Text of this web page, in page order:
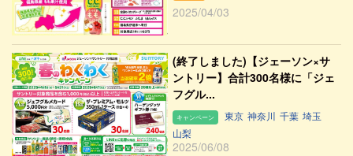
2025/04/03
(終了しました)【ジェーソン×サ
ントリー】合計300名様に「ジェ
フグル...
キャンペーン 東京 神奈川 千葉 埼玉
山梨
2025/06/08